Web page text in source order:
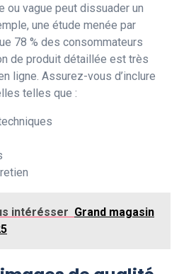
ou vague peut dissuader un
une étude menée par
78 % des consommateurs
de produit détaillée est très
ligne. Assurez-vous d’inclure
telles que :
intérésser Grand magasin